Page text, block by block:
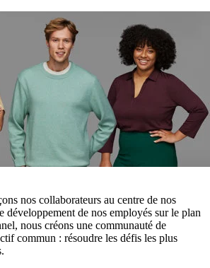
nos collaborateurs au centre de nos
développement de nos employés sur le plan
nous créons une communauté de
commun : résoudre les défis les plus